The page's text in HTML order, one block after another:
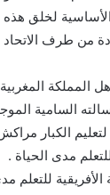
الأساسية لخلق
من طرف الاتحاد
المملكة
السامية
مدى الحياة .
للتعلم